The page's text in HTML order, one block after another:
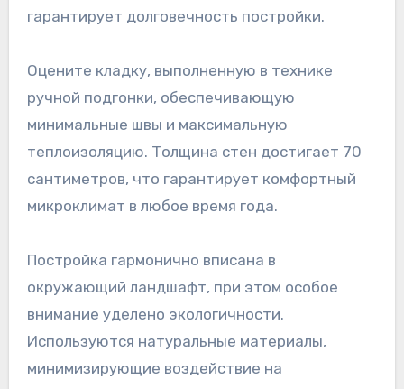
гарантирует долговечность постройки.
Оцените кладку, выполненную в технике
ручной подгонки, обеспечивающую
минимальные швы и максимальную
теплоизоляцию. Толщина стен достигает 70
сантиметров, что гарантирует комфортный
микроклимат в любое время года.
Постройка гармонично вписана в
окружающий ландшафт, при этом особое
внимание уделено экологичности.
Используются натуральные материалы,
минимизирующие воздействие на